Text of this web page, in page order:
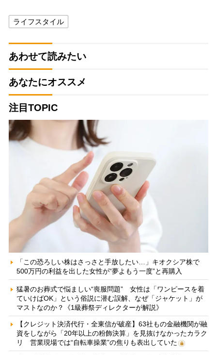
ライフスタイル
あわせて読みたい
あなたにオススメ
注目TOPIC
「この恐ろしい株はさっさと手放したい…」キオクシア株で
500万円の利益を出した女性が“夢よもう一度”と再購入
猛暑のお葬式で悩ましい“喪服問題” 女性は「ワンピースを着
ていけばOK」という俗説に潜む誤解、なぜ「ジャケット」が
マストなのか？《1級葬祭ディレクターが解説》
【クレジット決済代行・全東信が破産】63社もの金融機関が融
資をしながら「20年以上の粉飾決算」を見抜けなかったカラク
リ 営業現場では“自転車操業”の焦りも表出していた